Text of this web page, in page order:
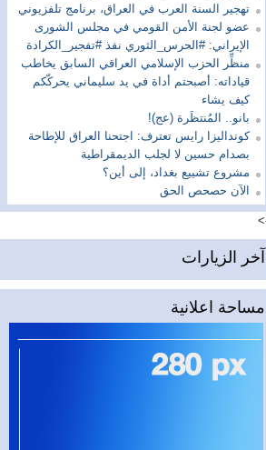
تهجير السنة العرب في العراق، برنامج تلفزيوني
عضو لجنة الأمن القومي في مجلس الشورى
الإيراني: #الحرس_الثوري نفذ #تفجير_الكرادة
منظِّر الحزب الإسلامي العراقي السابق يخاطب
قياداته: أصبحتم أداة في يد سليماني يحركّكم
كيف يشاء
بانو.. المُنتظَرة (عج)!
كونداليزا رايس تعترف: اجتحنا العراق للإطاحة
بصدام حسين لا لجلب الديمقراطية
مشروع تشييع بغداد، إلى أين؟
الآن حصحص الحق
آخر الزيارات
مساحة اعلانية